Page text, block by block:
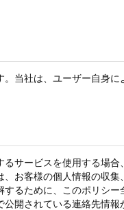
当社は、ユーザー自身に
サービスを使用する場合
お客様の個人情報の収
るために、このポリシー
開されている連絡先情報